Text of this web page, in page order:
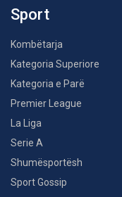
Sport
Kombëtarja
Kategoria Superiore
Kategoria e Parë
Premier League
La Liga
Serie A
Shumësportësh
Sport Gossip